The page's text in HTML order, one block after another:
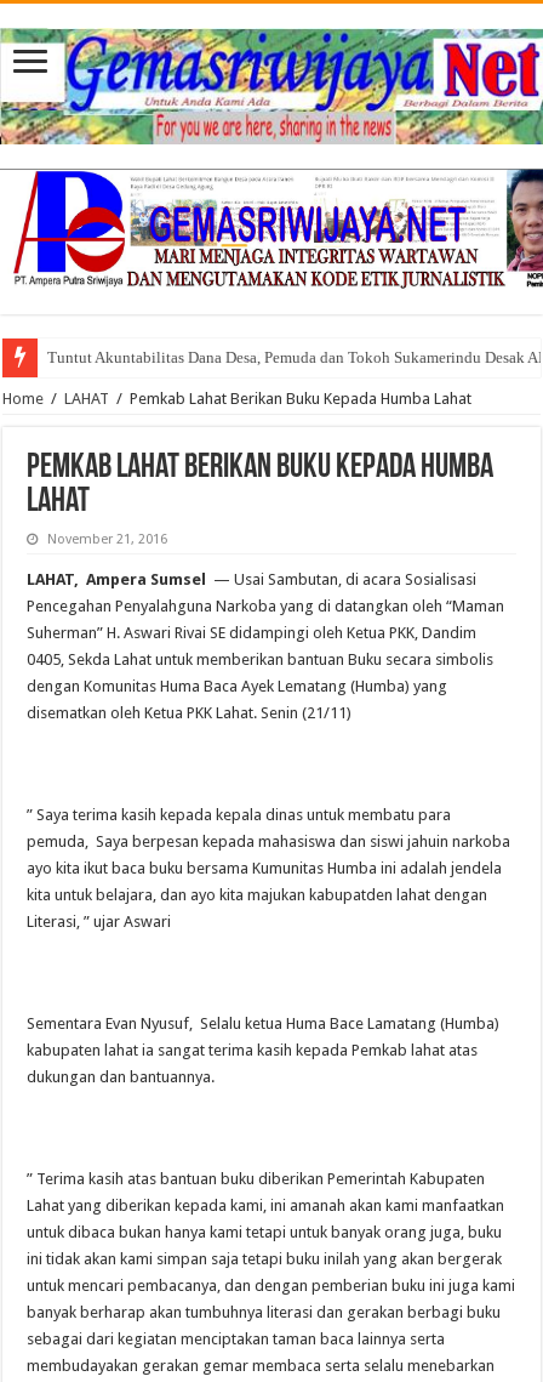
Tuntut Akuntabilitas Dana Desa, Pemuda dan Tokoh Sukamerindu Desak
Home / LAHAT / Pemkab Lahat Berikan Buku Kepada Humba Lahat
Pemkab Lahat Berikan Buku Kepada Humba
Lahat
November 21, 2016
LAHAT, Ampera Sumsel
— Usai Sambutan, di acara Sosialisasi
Pencegahan Penyalahguna Narkoba yang di datangkan oleh “Maman
Suherman” H. Aswari Rivai SE didampingi oleh Ketua PKK, Dandim
0405, Sekda Lahat untuk memberikan bantuan Buku secara simbolis
dengan Komunitas Huma Baca Ayek Lematang (Humba) yang
disematkan oleh Ketua PKK Lahat. Senin (21/11)
” Saya terima kasih kepada kepala dinas untuk membatu para
pemuda, Saya berpesan kepada mahasiswa dan siswi jahuin narkoba
ayo kita ikut baca buku bersama Kumunitas Humba ini adalah jendela
kita untuk belajara, dan ayo kita majukan kabupatden lahat dengan
Literasi, ” ujar Aswari
Sementara Evan Nyusuf, Selalu ketua Huma Bace Lamatang (Humba)
kabupaten lahat ia sangat terima kasih kepada Pemkab lahat atas
dukungan dan bantuannya.
” Terima kasih atas bantuan buku diberikan Pemerintah Kabupaten
Lahat yang diberikan kepada kami, ini amanah akan kami manfaatkan
untuk dibaca bukan hanya kami tetapi untuk banyak orang juga, buku
ini tidak akan kami simpan saja tetapi buku inilah yang akan bergerak
untuk mencari pembacanya, dan dengan pemberian buku ini juga kami
banyak berharap akan tumbuhnya literasi dan gerakan berbagi buku
sebagai dari kegiatan menciptakan taman baca lainnya serta
membudayakan gerakan gemar membaca serta selalu menebarkan